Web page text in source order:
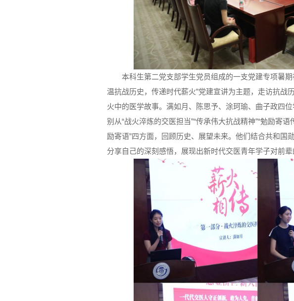
本科生第二党支部学生党员组成的一支党建专项暑
温抗战历史，传递时代薪火”党建宣讲为主题，走访抗战
火中的医学故事。满如月、陈思予、涂珂瑜、曲子政四
别从“战火淬炼的交医担当”“传承伟大抗战精神”“勉励寄
励寄语”四方面，回顾历史、展望未来。他们结合共和国
分享自己的深刻感悟，展现出新时代交医青年学子对前辈